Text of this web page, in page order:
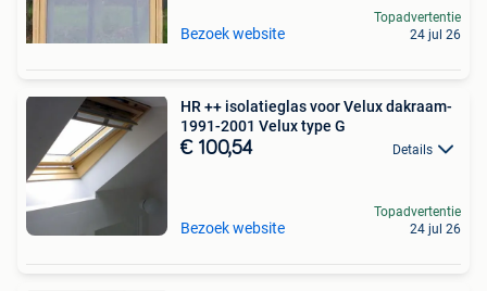
Bezoek website
Topadvertentie
24 jul 26
HR ++ isolatieglas voor Velux dakraam-
1991-2001 Velux type G
€ 100,54 Details
Bezoek website
Topadvertentie
24 jul 26